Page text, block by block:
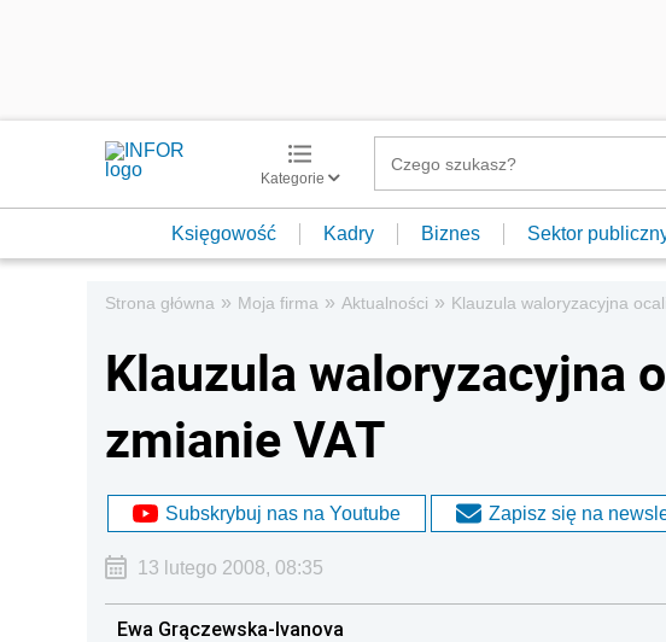
Kategorie
Księgowość Kadry Biznes Sektor
Strona główna » Moja firma » Aktualności » Klauzula waloryzacyjna
Klauzula waloryzacyjna
zmianie VAT
Subskrybuj nas na Youtube Zapisz się na
13 lutego 2008, 08:35
Ewa Grączewska-Ivanova